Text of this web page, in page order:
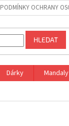
PODMÍNKY OCHRANY
HLEDAT
Dárky Mandaly